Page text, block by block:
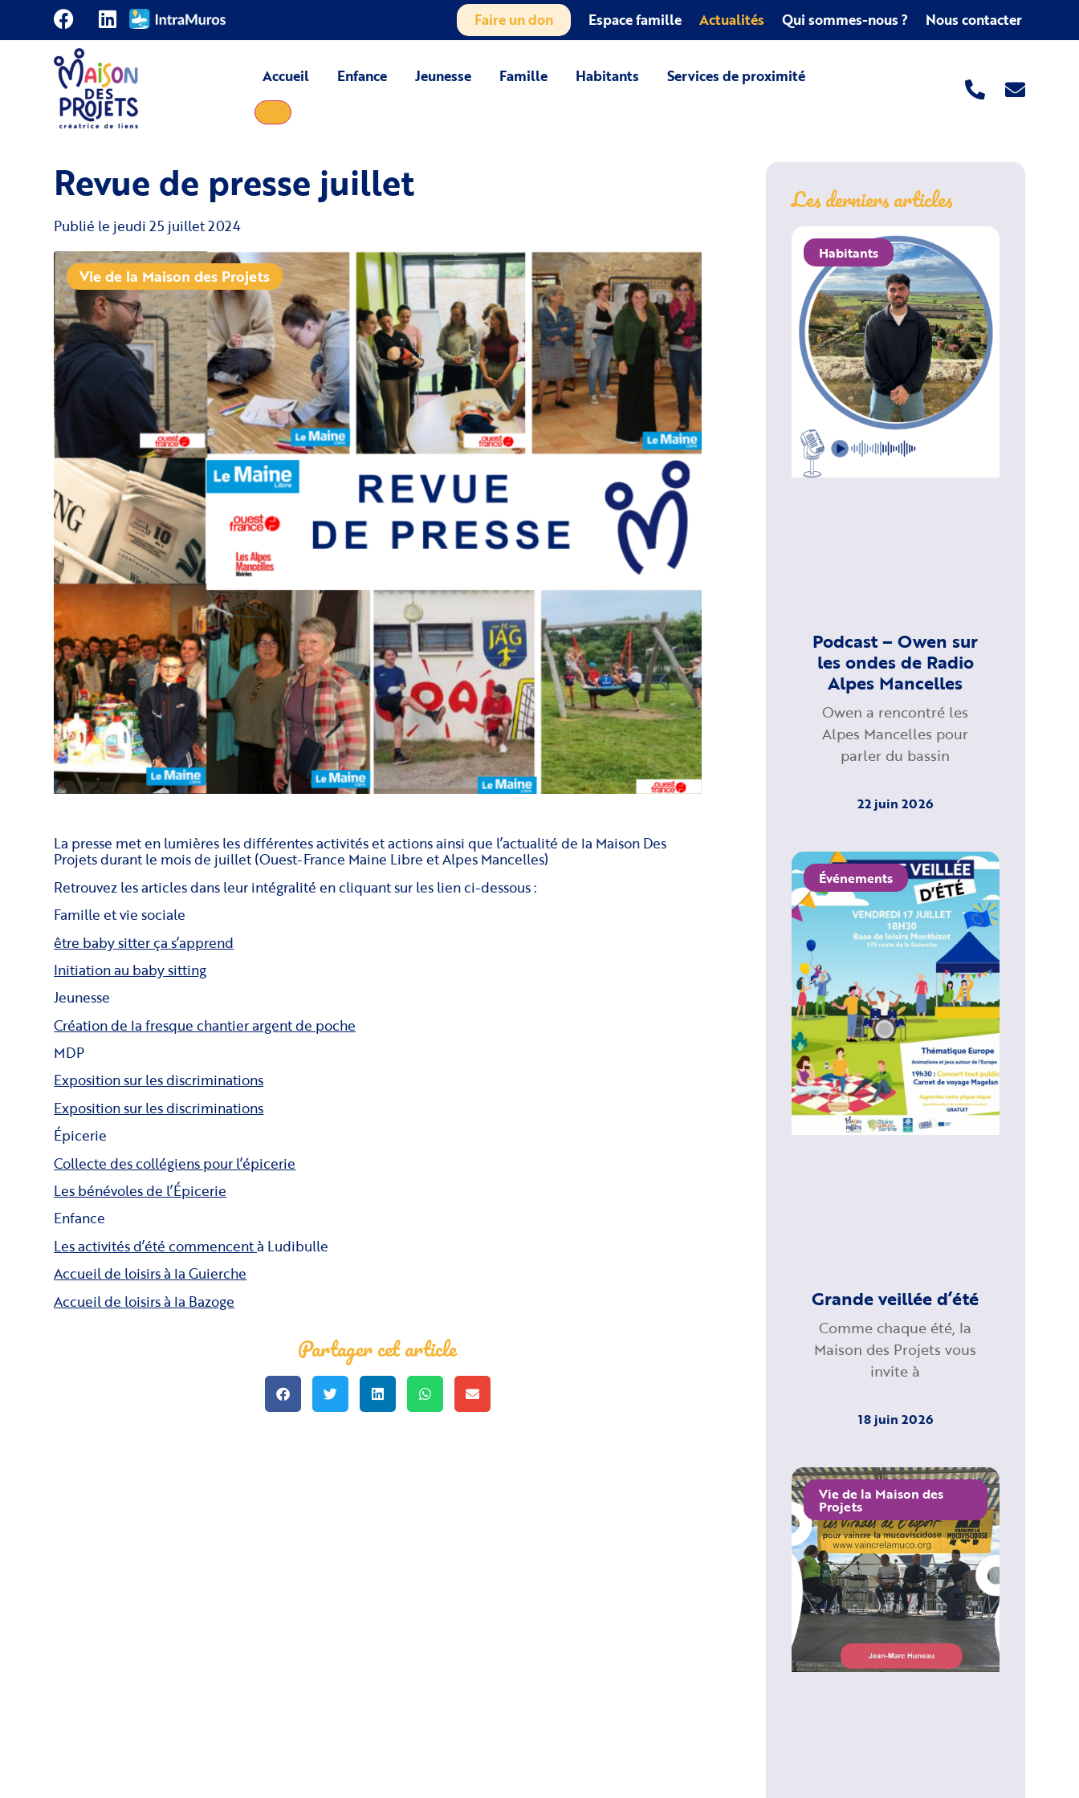
Faire un don Espace famille Actualités Qui sommes-nous ? Nous contacter
Accueil Enfance Jeunesse Famille Habitants Services de proximité
Revue de presse juillet
Publié le jeudi 25 juillet 2024
Vie de la Maison des Projets
La presse met en lumières les différentes activités et actions ainsi que l’actualité de la Maison Des
Projets durant le mois de juillet (Ouest-France Maine Libre et Alpes Mancelles)
Retrouvez les articles dans leur intégralité en cliquant sur les lien ci-dessous :
Famille et vie sociale
être baby sitter ça s’apprend
Initiation au baby sitting
Jeunesse
Création de la fresque chantier argent de poche
MDP
Exposition sur les discriminations
Exposition sur les discriminations
Épicerie
Collecte des collégiens pour l’épicerie
Les bénévoles de l’Épicerie
Enfance
Les activités d’été commencentà Ludibulle
Accueil de loisirs à la Guierche
Accueil de loisirs à la Bazoge
Partager cet article
Les derniers articles
Habitants
Podcast – Owen sur
les ondes de Radio
Alpes Mancelles
Owen a rencontré les
Alpes Mancelles pour
parler du bassin
22 juin 2026
Événements
Grande veillée d’été
Comme chaque été, la
Maison des Projets vous
invite à
18 juin 2026
Vie de la Maison des
Projets